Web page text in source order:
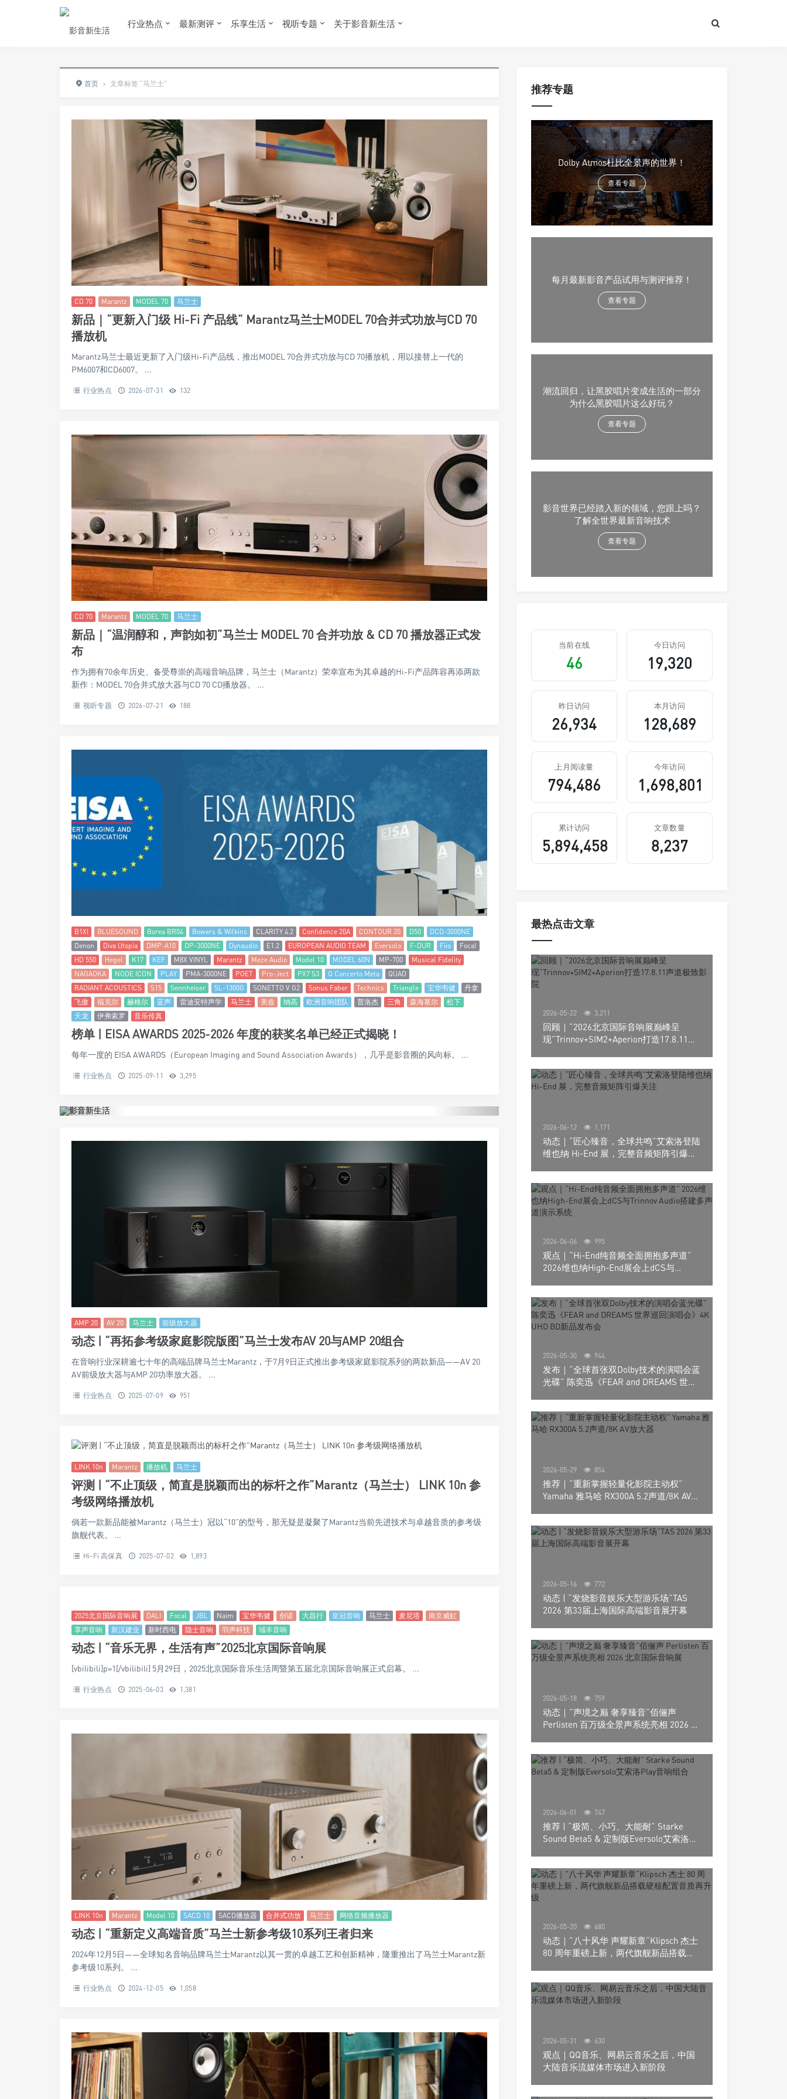
行业热点 最新测评 乐享生活 视听专题 关于影音新生活
首页 › 文章标签 "马兰士"
CD 70 Marantz MODEL 70 马兰士
新品｜“更新入门级 Hi-Fi 产品线” Marantz马兰士MODEL 70合并式功放与CD 70
播放机
Marantz马兰士最近更新了入门级Hi-Fi产品线，推出MODEL 70合并式功放与CD 70播放机，用以接替上一代的
PM6007和CD6007。 ...
行业热点 2026-07-31 132
CD 70 Marantz MODEL 70 马兰士
新品｜“温润醇和，声韵如初”马兰士 MODEL 70 合并功放 & CD 70 播放器正式发
布
作为拥有70余年历史、备受尊崇的高端音响品牌，马兰士（Marantz）荣幸宣布为其卓越的Hi-Fi产品阵容再添两款
新作：MODEL 70合并式放大器与CD 70 CD播放器。 ...
视听专题 2026-07-21 188
B1XI BLUESOUND Borea BR04 Bowers & Wilkins CLARITY 4.2 Confidence 20A CONTOUR 20 D50
DCD-3000NE
Denon
Diva Utopia DMP-A10 DP-3000NE Dynaudio E1.2 EUROPEAN AUDIO TEAM Eversolo F-DUR Fiio
Focal
HD 550
Hegel K17 KEF M8X VINYL Marantz Meze Audio Model 10 MODEL 60N MP-700
Musical Fidelity
NAGAOKA
NODE ICON PLAY PMA-3000NE POET Pro-Ject PX7 S3 Q Concerto Meta
QUAD
RADIANT ACOUSTICS
S15 Sennheiser SL-1300G SONETTO V G2 Sonus Faber Technics Triangle 宝华韦健
丹拿
飞傲
福克尔 赫格尔 蓝声 雷迪安特声学 马兰士 美兹 纳高 欧洲音响团队 普洛杰 三角 森海塞尔
松下
天龙
伊弗索罗 音乐传真
榜单 | EISA AWARDS 2025-2026 年度的获奖名单已经正式揭晓！
每年一度的 EISA AWARDS（European Imaging and Sound Association Awards），几乎是影音圈的风向标。 ...
行业热点 2025-09-11 3,295
AMP 20 AV 20 马兰士 前级放大器
动态 | “再拓参考级家庭影院版图”马兰士发布AV 20与AMP 20组合
在音响行业深耕逾七十年的高端品牌马兰士Marantz，于7月9日正式推出参考级家庭影院系列的两款新品——AV 20
AV前级放大器与AMP 20功率放大器。 ...
行业热点 2025-07-09 951
LINK 10n Marantz 播放机 马兰士
评测 | “不止顶级，简直是脱颖而出的标杆之作”Marantz（马兰士） LINK 10n 参
考级网络播放机
倘若一款新品能被Marantz（马兰士）冠以“10”的型号，那无疑是凝聚了Marantz当前先进技术与卓越音质的参考级
旗舰代表。 ...
Hi-Fi 高保真 2025-07-02 1,893
宝华韦健 创诺 大昌行 皇冠音响
享声音响
新汉建业 新时西电 隐士音响 羽声科技 域丰音响
动态 | “音乐无界，生活有声”2025北京国际音响展
[vbilibili]p=1[/vbilibili] 5月29日，2025北京国际音乐生活周暨第五届北京国际音响展正式启幕。 ...
2025-06-03 1,381
LINK 10n Marantz SACD 10 SACD播放器 合并式功放 马兰士 网络音频播放器
推荐专题
Dolby Atmos杜比全景声的世界！
查看专题
每月最新影音产品试用与测评推荐！
查看专题
潮流回归，让黑胶唱片变成生活的一部分
为什么黑胶唱片这么好玩？
查看专题
影音世界已经踏入新的领域，您跟上吗？
了解全世界最新音响技术
查看专题
当前在线
46
今日访问
19,320
昨日访问
26,934
本月访问
128,689
上月阅读量
794,486
今年访问
1,698,801
累计访问
5,894,458
文章数量
8,237
最热点击文章
2026-05-22 3,211
回顾｜“2026北京国际音响展巅峰呈
现”Trinnov+SIM2+Aperion打造17.8.11声
2026-06-12 1,171
动态｜“匠心臻音，全球共鸣”艾索洛登陆
维也纳 Hi-End 展，完整音频矩阵引爆关
2026-06-06 995
观点｜“Hi-End纯音频全面拥抱多声道”
2026维也纳High-End展会上dCS与
2026-05-30 944
发布｜“全球首张双Dolby技术的演唱会蓝
光碟” 陈奕迅《FEAR and DREAMS 世界
2026-05-29 854
推荐｜“重新掌握轻量化影院主动权”
Yamaha 雅马哈 RX300A 5.2声道/8K AV放
2026-05-16 772
动态 | “发烧影音娱乐大型游乐场”TAS
2026 第33届上海国际高端影音展开幕
2026-05-18 759
动态｜”声境之巅 奢享臻音”佰俪声
Perlisten 百万级全景声系统亮相 2026 北
2026-06-01 747
推荐 | “极简、小巧、大能耐” Starke
Sound Beta5 & 定制版Eversolo艾索洛
2026-05-20 680
动态｜”八十风华 声耀新章“Klipsch 杰士
80 周年重磅上新，两代旗舰新品搭载硬
2026-05-31 630
观点｜QQ音乐、网易云音乐之后，中国
大陆音乐流媒体市场进入新阶段